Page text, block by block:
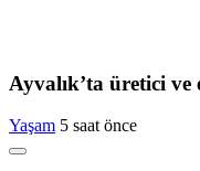
Ayvalık’ta üretici ve
Yaşam 5 saat önce